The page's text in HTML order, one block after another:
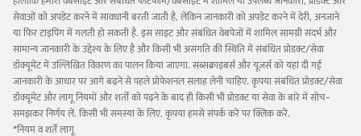
सेवाओं को अपडेट करने में सावधानी बरती जाती है, लेकिन जानकारी को अपडेट करने में देरी, अनजाने
या फिर टाइपिंग में गलती हो सकती है. इस साइट और संबंधित वेबपेजों में शामिल सामग्री संदर्भ और
सामान्य जानकारी के उद्देश्य के लिए है और किसी भी असंगति की स्थिति में संबंधित प्रोडक्ट/सेवा
डॉक्यूमेंट में उल्लिखित विवरण का पालन किया जाएगा. सब्सक्राइबर्स और यूज़र्स को यहां दी गई
जानकारी के आधार पर आगे बढ़ने से पहले प्रोफेशनल सलाह लेनी चाहिए. कृपया संबंधित प्रोडक्ट/सेवा
डॉक्यूमेंट और लागू नियमों और शर्तों को पढ़ने के बाद ही किसी भी प्रोडक्ट या सेवा के बारे में सोच-
समझकर निर्णय लें. किसी भी समस्या के लिए, कृपया हमसे संपर्क करें पर क्लिक करें.
*नियम व शर्तें लागू